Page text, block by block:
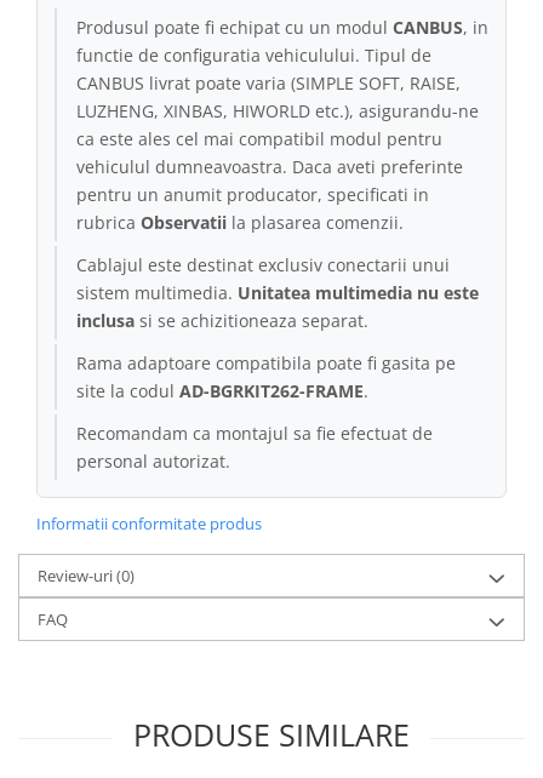
Conectică Kia
Conectică Hyundai
Conectică Mitsubishi
Lumini ambientale
Produsul poate fi echipat cu un modul CANBUS, in
functie de configuratia vehiculului. Tipul de
CANBUS livrat poate varia (SIMPLE SOFT, RAISE,
LUZHENG, XINBAS, HIWORLD etc.), asigurandu-ne
ca este ales cel mai compatibil modul pentru
vehiculul dumneavoastra. Daca aveti preferinte
pentru un anumit producator, specificati in
rubrica Observatii la plasarea comenzii.
Cablajul este destinat exclusiv conectarii unui
sistem multimedia. Unitatea multimedia nu este
inclusa si se achizitioneaza separat.
Rama adaptoare compatibila poate fi gasita pe
site la codul AD-BGRKIT262-FRAME.
Recomandam ca montajul sa fie efectuat de
personal autorizat.
Informatii conformitate produs
Review-uri(0)
FAQ
PRODUSE SIMILARE